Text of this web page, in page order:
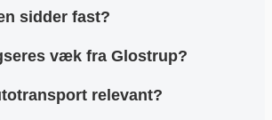
sidder fast?
væk fra Glostrup?
relevant?